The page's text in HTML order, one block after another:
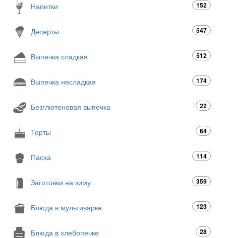
Напитки 152
Десерты 547
Выпечка сладкая 512
Выпечка несладкая 174
Безглютеновая выпечка 22
Торты 64
Пасха 114
Заготовки на зиму 359
Блюда в мультиварке 123
Блюда в хлебопечке 28